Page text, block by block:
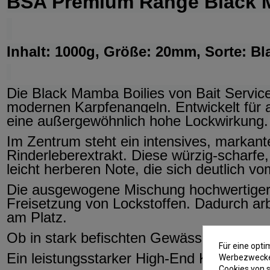
Inhalt: 1000g, Größe: 20mm, Sorte:
Die Black Mamba Boilies von Bait
modernen Karpfenangeln. Entwickelt für
eine außergewöhnlich hohe Lockwirkung.
Im Zentrum steht ein intensives,
Rinderleberextrakt. Diese würzig-
leicht herberen Note, die sich deutlich
Die ausgewogene Mischung
Freisetzung von Lockstoffen. Dadurch
am Platz.
Ob in stark befischten Gewässern oder
Ein leistungsstarker High-End Köder für
Für eine